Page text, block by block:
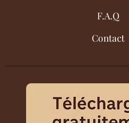
F.A.Q
Contact